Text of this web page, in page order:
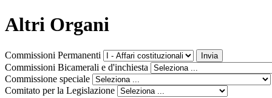
Altri Organi
Commissioni Permanenti
Commissioni Bicamerali e d'inchiesta
Commissione speciale
Comitato per la Legislazione